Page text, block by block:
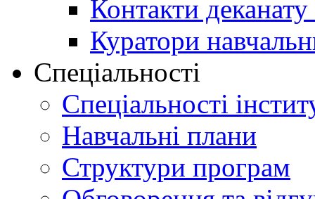
Контакти
Куратори
Спеціальності
Спеціальності
Навчальні плани
Структури програм